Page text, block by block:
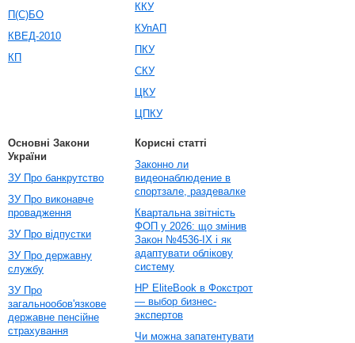
П(С)БО
КВЕД-2010
КП
ККУ
КУпАП
ПКУ
СКУ
ЦКУ
ЦПКУ
Основні Закони
України
ЗУ Про банкрутство
ЗУ Про виконавче
провадження
ЗУ Про відпустки
ЗУ Про державну
службу
ЗУ Про
загальнообов'язкове
державне пенсійне
страхування
Корисні статті
Законно ли
видеонаблюдение в
спортзале, раздевалке
Квартальна звітність
ФОП у 2026: що змінив
Закон №4536-IX і як
адаптувати облікову
систему
HP EliteBook в Фокстрот
— выбор бизнес-
экспертов
Чи можна запатентувати